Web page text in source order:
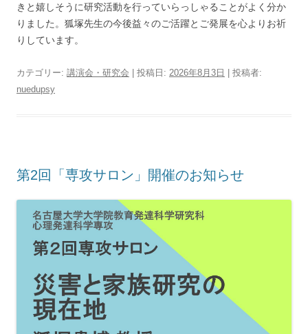
きと嬉しそうに研究活動を行っていらっしゃることがよく分か
りました。狐塚先生の今後益々のご活躍とご発展を心よりお祈
りしています。
カテゴリー: 講演会・研究会 | 投稿日: 2026年8月3日
投稿者:
nuedupsy
第2回「専攻サロン」開催のお知らせ